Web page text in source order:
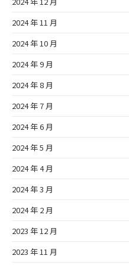
2024 年 11 月
2024 年 10 月
2024 年 9 月
2024 年 8 月
2024 年 7 月
2024 年 6 月
2024 年 5 月
2024 年 4 月
2024 年 3 月
2024 年 2 月
2023 年 12 月
2023 年 11 月